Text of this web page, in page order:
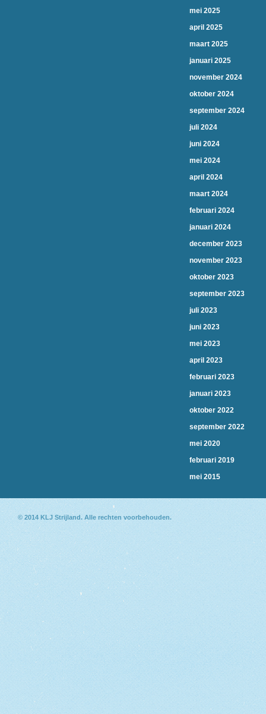
mei 2025
april 2025
maart 2025
januari 2025
november 2024
oktober 2024
september 2024
juli 2024
juni 2024
mei 2024
april 2024
maart 2024
februari 2024
januari 2024
december 2023
november 2023
oktober 2023
september 2023
juli 2023
juni 2023
mei 2023
april 2023
februari 2023
januari 2023
oktober 2022
september 2022
mei 2020
februari 2019
mei 2015
© 2014KLJ Strijland. Alle rechten voorbehouden.